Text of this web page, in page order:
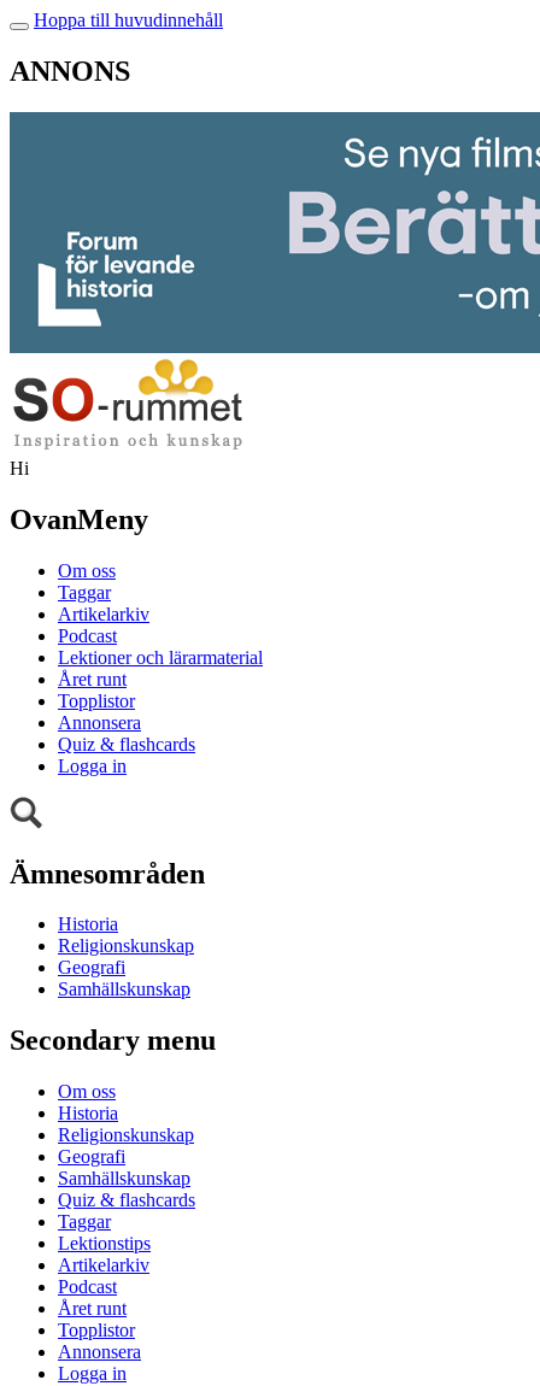
Hoppa till huvudinnehåll
ANNONS
Hi
OvanMeny
Om oss
Taggar
Artikelarkiv
Podcast
Lektioner och lärarmaterial
Året runt
Topplistor
Annonsera
Quiz & flashcards
Logga in
Ämnesområden
Historia
Religionskunskap
Geografi
Samhällskunskap
Secondary menu
Om oss
Historia
Religionskunskap
Geografi
Samhällskunskap
Quiz & flashcards
Taggar
Lektionstips
Artikelarkiv
Podcast
Året runt
Topplistor
Annonsera
Logga in